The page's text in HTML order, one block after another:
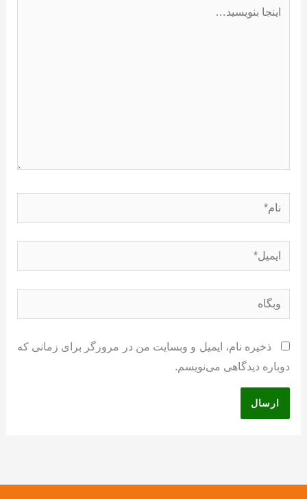
بنویسید…
نام*
ایمیل*
وبگاه
ذخیره نام، ایمیل و وبسایت من در مرورگر برای زمانی که
دوباره دیدگاهی می‌نویسم.